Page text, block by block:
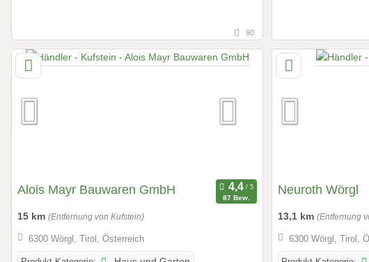
90
Alois Mayr Bauwaren GmbH
87 Bew.
15 km (Entfernung von Kufstein)
6300 Wörgl, Tirol, Österreich
Neuroth Wörgl
13,1 km (Entfernung
6300 Wörgl, Tirol,